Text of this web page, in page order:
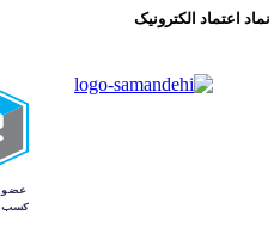
نماد اعتماد الکترونیک